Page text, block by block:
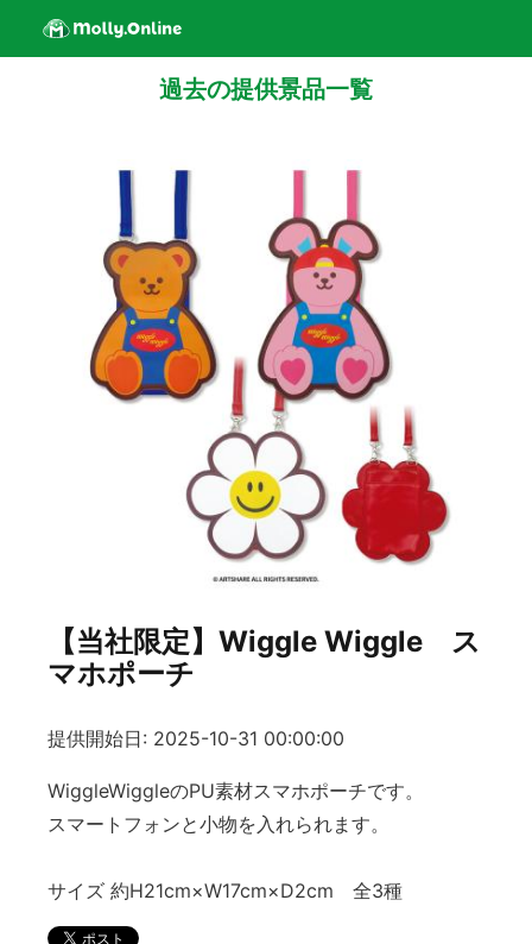
過去の提供景品一覧
【当社限定】Wiggle Wiggle ス
マホポーチ
提供開始日: 2025-10-31 00:00:00
WiggleWiggleのPU素材スマホポーチです。
スマートフォンと小物を入れられます。
サイズ 約H21cm×W17cm×D2cm 全3種